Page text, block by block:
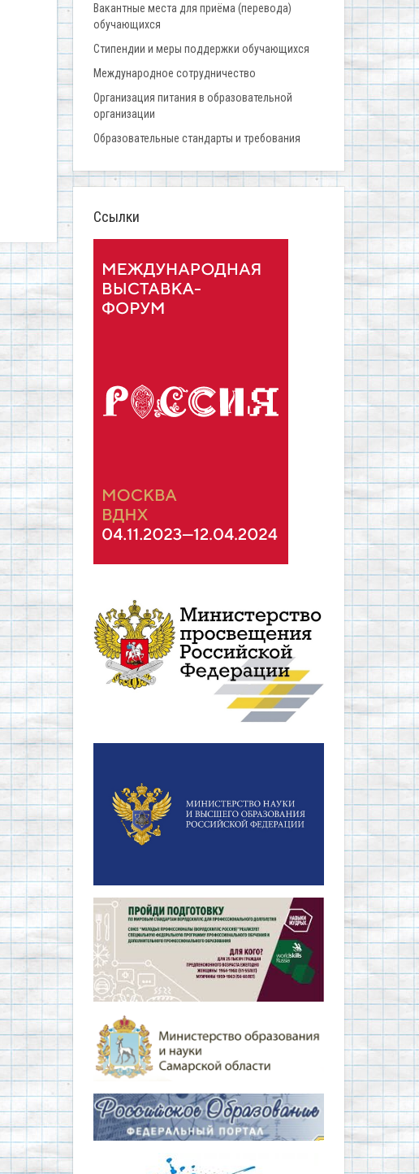
Вакантные места для приёма (перевода)
обучающихся
Стипендии и меры поддержки обучающихся
Международное сотрудничество
Организация питания в образовательной
организации
Образовательные стандарты и требования
Ссылки